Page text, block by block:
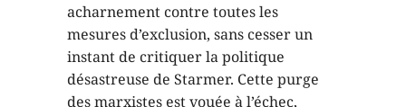
acharnement contre toutes les
mesures d’exclusion, sans cesser un
instant de critiquer la politique
désastreuse de Starmer. Cette purge
des marxistes est vouée à l’échec,